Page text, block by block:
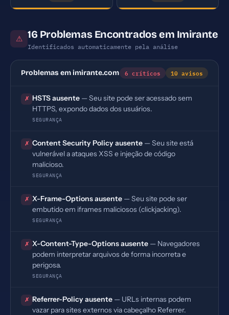
⚠ 16 Problemas Encontrados em Imirante
Identificados automaticamente pela análise
Problemas em imirante.com 6 críticos 10 avisos
✗ HSTS ausente — Seu site pode ser acessado sem
HTTPS, expondo dados dos usuários.
SEGURANÇA
✗ Content Security Policy ausente — Seu site está
vulnerável a ataques XSS e injeção de código
malicioso.
SEGURANÇA
✗ X-Frame-Options ausente — Seu site pode ser
embutido em iframes maliciosos (clickjacking).
SEGURANÇA
✗ X-Content-Type-Options ausente — Navegadores
podem interpretar arquivos de forma incorreta e
perigosa.
SEGURANÇA
✗ Referrer-Policy ausente — URLs internas podem
vazar para sites externos via cabeçalho Referrer.